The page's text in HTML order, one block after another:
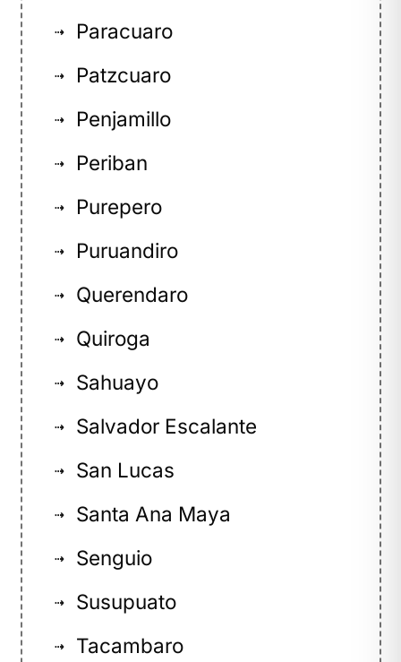
⇢ Paracuaro
⇢ Patzcuaro
⇢ Penjamillo
⇢ Periban
⇢ Purepero
⇢ Puruandiro
⇢ Querendaro
⇢ Quiroga
⇢ Sahuayo
⇢ Salvador Escalante
⇢ San Lucas
⇢ Santa Ana Maya
⇢ Senguio
⇢ Susupuato
⇢ Tacambaro